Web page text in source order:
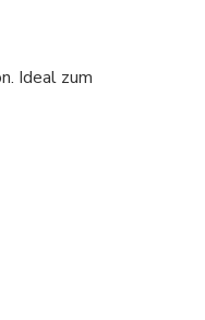
Ideal zum